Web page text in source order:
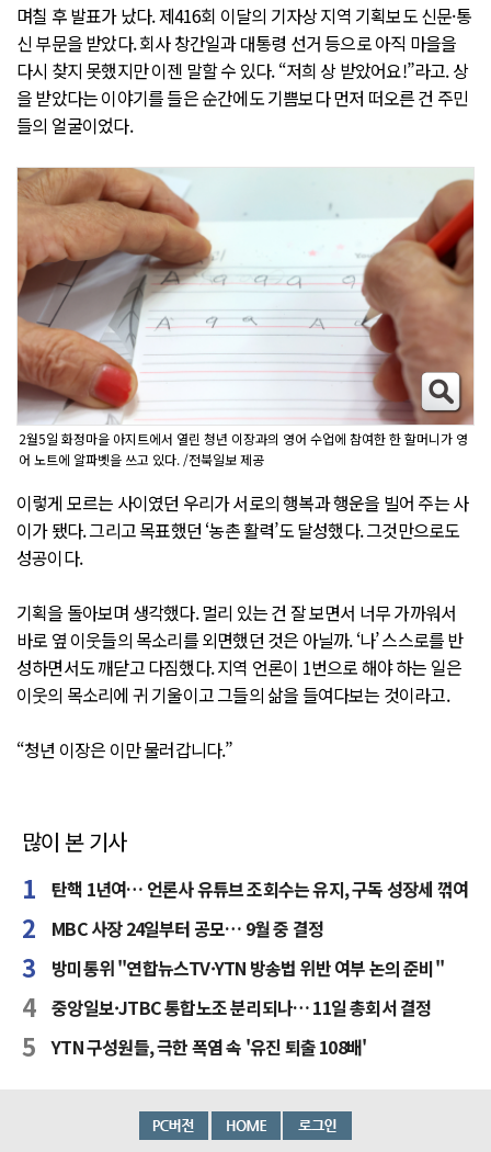
며칠 후 발표가 났다. 제416회 이달의 기자상 지역 기획보도 신문·통
신 부문을 받았다. 회사 창간일과 대통령 선거 등으로 아직 마을을
다시 찾지 못했지만 이젠 말할 수 있다. “저희 상 받았어요!”라고. 상
을 받았다는 이야기를 들은 순간에도 기쁨보다 먼저 떠오른 건 주민
들의 얼굴이었다.
2월5일 화정마을 아지트에서 열린 청년 이장과의 영어 수업에 참여한 한 할머니가 영
어 노트에 알파벳을 쓰고 있다. /전북일보 제공
이렇게 모르는 사이였던 우리가 서로의 행복과 행운을 빌어 주는 사
이가 됐다. 그리고 목표했던 ‘농촌 활력’도 달성했다. 그것만으로도
성공이다.
기획을 돌아보며 생각했다. 멀리 있는 건 잘 보면서 너무 가까워서
바로 옆 이웃들의 목소리를 외면했던 것은 아닐까. ‘나’ 스스로를 반
성하면서도 깨닫고 다짐했다. 지역 언론이 1번으로 해야 하는 일은
이웃의 목소리에 귀 기울이고 그들의 삶을 들여다보는 것이라고.
“청년 이장은 이만 물러갑니다.”
많이 본 기사
탄핵 1년여… 언론사 유튜브 조회수는 유지, 구독 성장세 꺾여
MBC 사장 24일부터 공모… 9월 중 결정
방미통위 "연합뉴스TV·YTN 방송법 위반 여부 논의 준비"
중앙일보·JTBC 통합노조 분리되나… 11일 총회서 결정
YTN 구성원들, 극한 폭염 속 '유진 퇴출 108배'